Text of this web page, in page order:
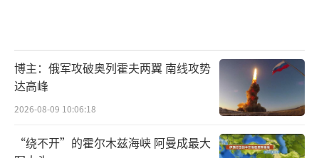
博主：俄军攻破奥列霍夫两翼 南线攻势
达高峰
2026-08-09 10:06:18
“绕不开”的霍尔木兹海峡 阿曼成最大